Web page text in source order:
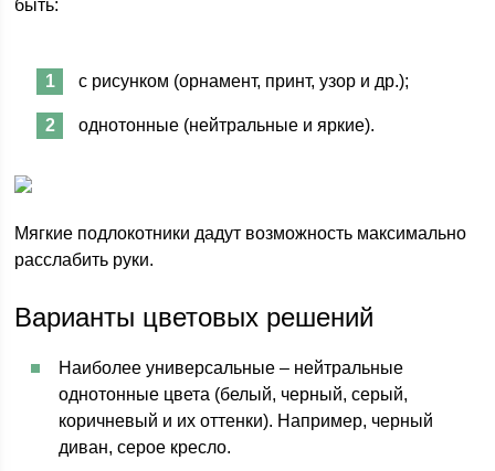
быть:
с рисунком (орнамент, принт, узор и др.);
однотонные (нейтральные и яркие).
Мягкие подлокотники дадут возможность максимально
расслабить руки.
Варианты цветовых решений
Наиболее универсальные – нейтральные
однотонные цвета (белый, черный, серый,
коричневый и их оттенки). Например, черный
диван, серое кресло.